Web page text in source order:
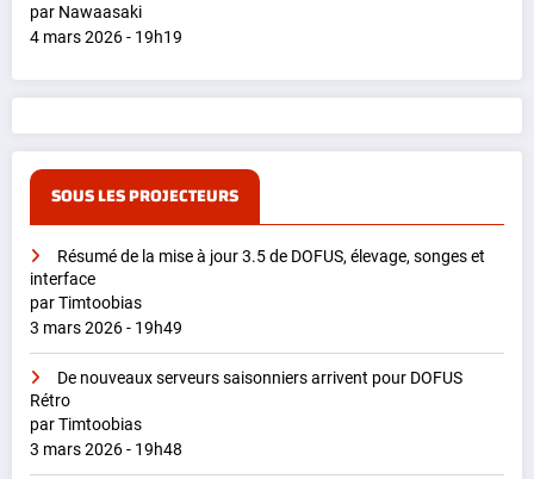
par Nawaasaki
4 mars 2026 - 19h19
SOUS LES PROJECTEURS
Résumé de la mise à jour 3.5 de DOFUS, élevage, songes et
interface
par Timtoobias
3 mars 2026 - 19h49
De nouveaux serveurs saisonniers arrivent pour DOFUS
Rétro
par Timtoobias
3 mars 2026 - 19h48